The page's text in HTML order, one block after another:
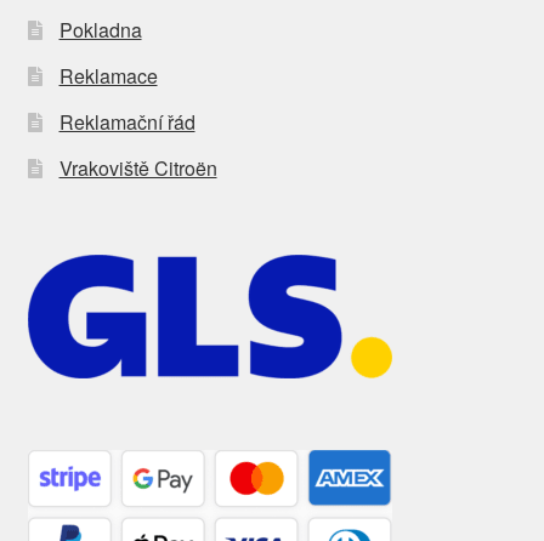
Pokladna
Reklamace
Reklamační řád
Vrakoviště Citroën